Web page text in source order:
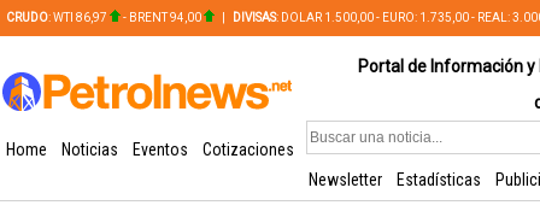
CRUDO: WTI 86,97 - BRENT 94,00 DIVISAS: DOLAR 1.500,00 - EURO: 1.735,00 - REAL:
Portal de Información
Home Noticias Eventos
Cotizaciones
Newsletter
Estadísticas